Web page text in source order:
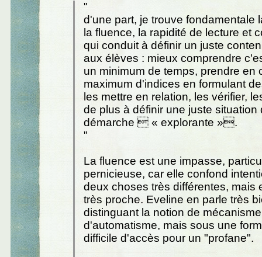
"
d'une part, je trouve fondamentale
la fluence, la rapidité de lecture et
qui conduit à définir un juste
aux élèves : mieux comprendre
un minimum de temps, prendre en
maximum d'indices en formulant
les mettre en relation, les vérifier,
de plus à définir une juste situation
démarche  « explorante ».
"
La fluence est une impasse,
pernicieuse, car elle confond
deux choses très différentes, mais
très proche. Eveline en parle très
distinguant la notion de
d'automatisme, mais sous une
difficile d'accès pour un "profane".